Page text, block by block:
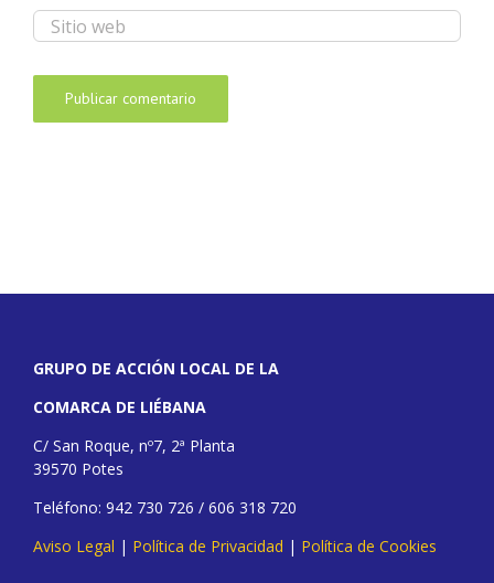
GRUPO DE ACCIÓN LOCAL DE LA
COMARCA DE LIÉBANA
C/ San Roque, nº7, 2ª Planta
39570 Potes
Teléfono: 942 730 726 / 606 318 720
Aviso Legal | Política de Privacidad | Política de Cookies